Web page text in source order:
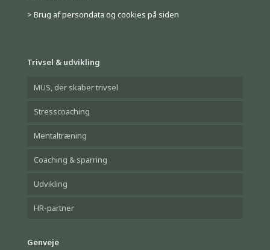
> Brug af persondata og cookies på siden
Trivsel & udvikling
MUS, der skaber trivsel
Stresscoaching
Mentaltræning
Coaching & sparring
Udvikling
HR-partner
Genveje